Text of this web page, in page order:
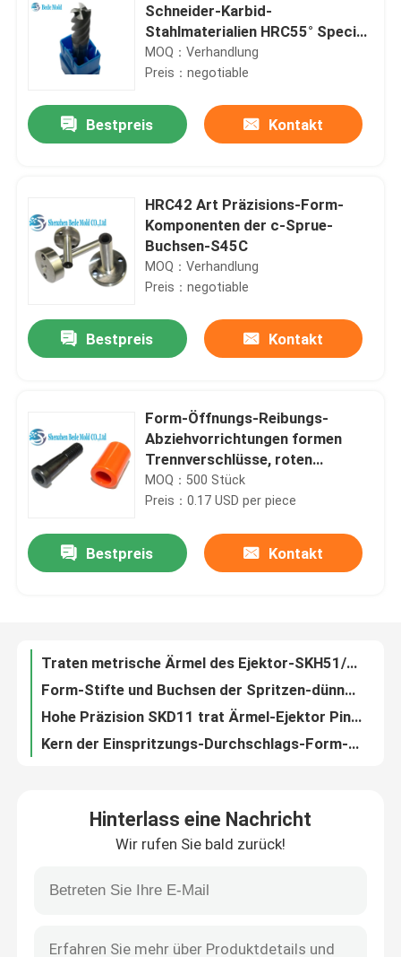
Haus
Produkte
Über uns
Qualitätskontrolle
Treten Sie mit uns in Verbindung
Fordern Sie ein Zitat
Präzisions-Form-Komponenten
Führer-Säule und Buchsen
Schneider-Karbid-
Stahlmaterialien HRC55° Special
für Edelstahl
MOQ：Verhandlung
Preis：negotiable
Bestpreis Kontakt
HRC42 Art Präzisions-Form-
Komponenten der c-Sprue-
Buchsen-S45C
MOQ：Verhandlung
Preis：negotiable
Bestpreis Kontakt
Form-Öffnungs-Reibungs-
Abziehvorrichtungen formen
Trennverschlüsse, roten
Nylontrennverschluß φ12
MOQ：500 Stück
Preis：0.17 USD per piece
Bestpreis Kontakt
Form zerteilt Material-hohe beste Intensitäts-Härte des Nitrierungs-Ejektor-Ärmel-SKD61
Nicht metrische Ejektor-Standardstifte der Ejektor-Ärmel-Form-SKD61 SKH51 Nitrided
Rechteck-Frühlings-Form für Spritzen, industrielle Größe Schraubenfeder-Japans JIS
Metrischer Form-Frühlings-industrielle Druckfeder JIS für Hardware-Würfel
Hinterlass eine Nachricht
Wir rufen Sie bald zurück!